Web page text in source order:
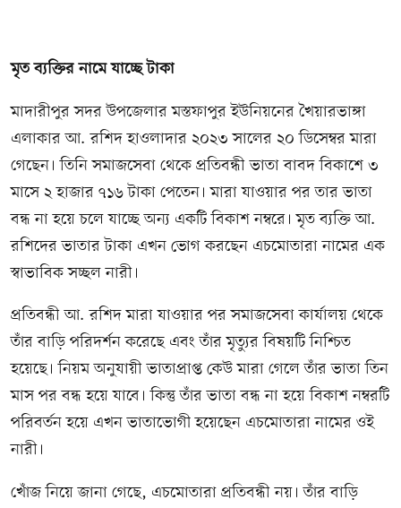
মৃত ব্যক্তির নামে যাচ্ছে টাকা
মাদারীপুর সদর উপজেলার মস্তফাপুর ইউনিয়নের খৈয়ারভাঙ্গা
এলাকার আ. রশিদ হাওলাদার ২০২৩ সালের ২০ ডিসেম্বর মারা
গেছেন। তিনি সমাজসেবা থেকে প্রতিবন্ধী ভাতা বাবদ বিকাশে ৩
মাসে ২ হাজার ৭১৬ টাকা পেতেন। মারা যাওয়ার পর তার ভাতা
বন্ধ না হয়ে চলে যাচ্ছে অন্য একটি বিকাশ নম্বরে। মৃত ব্যক্তি আ.
রশিদের ভাতার টাকা এখন ভোগ করছেন এচমোতারা নামের এক
স্বাভাবিক সচ্ছল নারী।
প্রতিবন্ধী আ. রশিদ মারা যাওয়ার পর সমাজসেবা কার্যালয় থেকে
তাঁর বাড়ি পরিদর্শন করেছে এবং তাঁর মৃত্যুর বিষয়টি নিশ্চিত
হয়েছে। নিয়ম অনুযায়ী ভাতাপ্রাপ্ত কেউ মারা গেলে তাঁর ভাতা তিন
মাস পর বন্ধ হয়ে যাবে। কিন্তু তাঁর ভাতা বন্ধ না হয়ে বিকাশ নম্বরটি
পরিবর্তন হয়ে এখন ভাতাভোগী হয়েছেন এচমোতারা নামের ওই
নারী।
খোঁজ নিয়ে জানা গেছে, এচমোতারা প্রতিবন্ধী নয়। তাঁর বাড়ি